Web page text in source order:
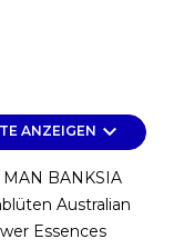
ANZEIGEN keyboard_arrow_down
BANKSIA
Australian
Essences